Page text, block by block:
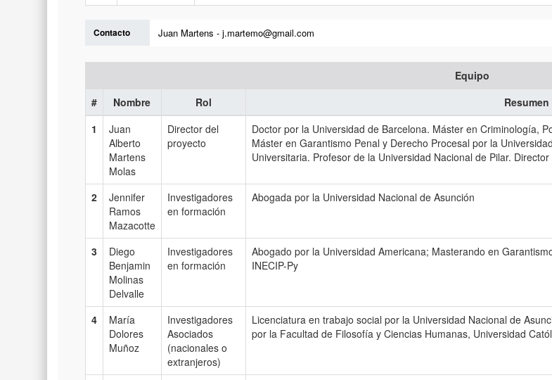
Contacto Juan Martens - j.martemo@gmail.com
Equipo
#
Nombre Rol
1
Juan
Alberto
Martens
Molas
Director del
proyecto
Doctor por la Universidad de Barcelona. Máster en Criminología,
Máster en Garantismo Penal y Derecho Procesal por la
Universitaria. Profesor de la Universidad Nacional de Pilar.
2
Jennifer
Ramos
Mazacotte
Investigadores
en formación
Abogada por la Universidad Nacional de Asunción
3
Diego
Benjamin
Molinas
Delvalle
Investigadores
en formación
Abogado por la Universidad Americana; Masterando en
INECIP-Py
4
María
Dolores
Muñoz
Investigadores
Asociados
(nacionales o
extranjeros)
Licenciatura en trabajo social por la Universidad Nacional de
por la Facultad de Filosofía y Ciencias Humanas, Universidad